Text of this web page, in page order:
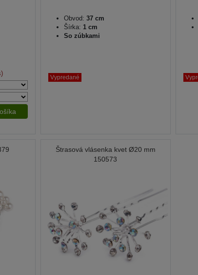
Obvod: 37 cm
Šírka: 1 cm
So zúbkami
Vypredané
Štrasová vlásenka kvet Ø20 mm
150573